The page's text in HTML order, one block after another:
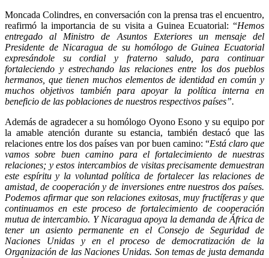
Moncada Colindres, en conversación con la prensa tras el encuentro,
reafirmó la importancia de su visita a Guinea Ecuatorial: “Hemos
entregado al Ministro de Asuntos Exteriores un mensaje del
Presidente de Nicaragua de su homólogo de Guinea Ecuatorial
expresándole su cordial y fraterno saludo, para continuar
fortaleciendo y estrechando las relaciones entre los dos pueblos
hermanos, que tienen muchos elementos de identidad en común y
muchos objetivos también para apoyar la política interna en
beneficio de las poblaciones de nuestros respectivos países”.
Además de agradecer a su homólogo Oyono Esono y su equipo por
la amable atención durante su estancia, también destacó que las
relaciones entre los dos países van por buen camino: “Está claro que
vamos sobre buen camino para el fortalecimiento de nuestras
relaciones; y estos intercambios de visitas precisamente demuestran
este espíritu y la voluntad política de fortalecer las relaciones de
amistad, de cooperación y de inversiones entre nuestros dos países.
Podemos afirmar que son relaciones exitosas, muy fructíferas y que
continuamos en este proceso de fortalecimiento de cooperación
mutua de intercambio. Y Nicaragua apoya la demanda de África de
tener un asiento permanente en el Consejo de Seguridad de
Naciones Unidas y en el proceso de democratización de la
Organización de las Naciones Unidas. Son temas de justa demanda